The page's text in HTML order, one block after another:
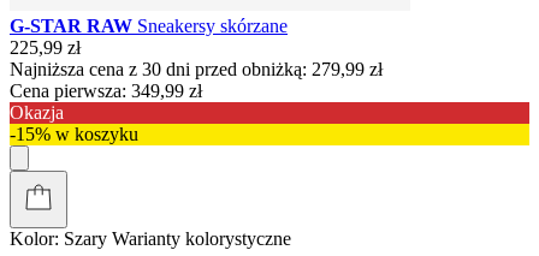
G-STAR RAW Sneakersy skórzane
225,99 zł
Najniższa cena z 30 dni przed obniżką: 279,99 zł
Cena pierwsza: 349,99 zł
Okazja
-15% w koszyku
Kolor: Szary Warianty kolorystyczne